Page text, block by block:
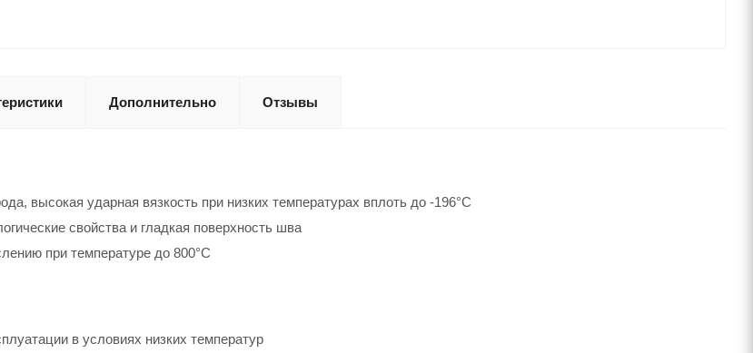
Дополнительно Отзывы
высокая ударная вязкость при низких температурах вплоть до -196°C
свойства и гладкая поверхность шва
при температуре до 800°C
в условиях низких температур